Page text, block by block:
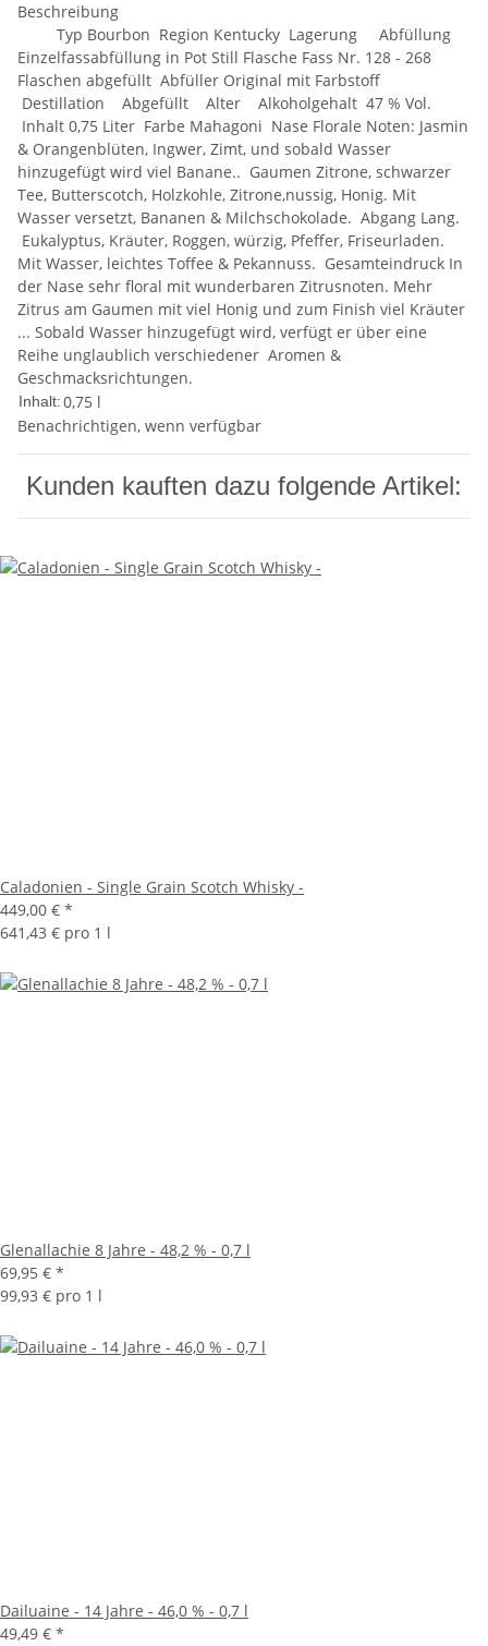
Beschreibung
Typ Bourbon Region Kentucky Lagerung Abfüllung
Einzelfassabfüllung in Pot Still Flasche Fass Nr. 128 - 268
Flaschen abgefüllt Abfüller Original mit Farbstoff
Destillation Abgefüllt Alter Alkoholgehalt 47 % Vol.
Inhalt 0,75 Liter Farbe Mahagoni Nase Florale Noten: Jasmin
& Orangenblüten, Ingwer, Zimt, und sobald Wasser
hinzugefügt wird viel Banane.. Gaumen Zitrone, schwarzer
Tee, Butterscotch, Holzkohle, Zitrone,nussig, Honig. Mit
Wasser versetzt, Bananen & Milchschokolade. Abgang Lang.
Eukalyptus, Kräuter, Roggen, würzig, Pfeffer, Friseurladen.
Mit Wasser, leichtes Toffee & Pekannuss. Gesamteindruck In
der Nase sehr floral mit wunderbaren Zitrusnoten. Mehr
Zitrus am Gaumen mit viel Honig und zum Finish viel Kräuter
... Sobald Wasser hinzugefügt wird, verfügt er über eine
Reihe unglaublich verschiedener Aromen &
Geschmacksrichtungen.
Inhalt:0,75 l
Benachrichtigen, wenn verfügbar
Kunden kauften dazu folgende Artikel:
Caladonien - Single Grain Scotch Whisky -
449,00 € *
641,43 € pro 1 l
Glenallachie 8 Jahre - 48,2 % - 0,7 l
69,95 € *
99,93 € pro 1 l
Dailuaine - 14 Jahre - 46,0 % - 0,7 l
49,49 € *